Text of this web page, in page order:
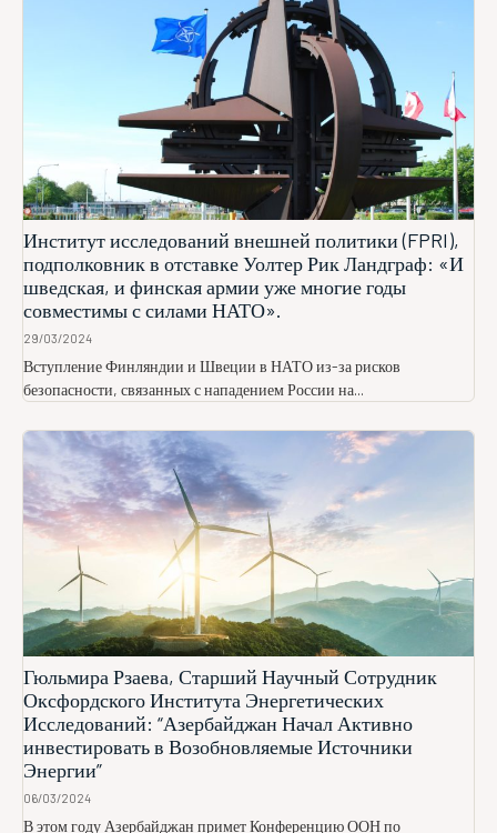
Институт исследований внешней политики (FPRI),
подполковник в отставке Уолтер Рик Ландграф: «И
шведская, и финская армии уже многие годы
совместимы с силами НАТО».
29/03/2024
Вступление Финляндии и Швеции в НАТО из-за рисков
безопасности, связанных с нападением России на...
Гюльмира Рзаева, Старший Научный Сотрудник
Оксфордского Института Энергетических
Исследований: “Азербайджан Начал Активно
инвестировать в Возобновляемые Источники
Энергии”
06/03/2024
В этом году Азербайджан примет Конференцию ООН по